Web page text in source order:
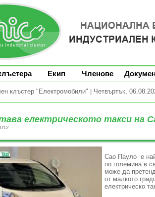
Екип Членове
клъстер "Електромобили" | Четвъртък,
електрическото такси на
Сао Пауло e
по големина в
може да
от малкото
електрическо